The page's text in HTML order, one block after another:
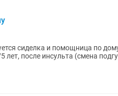
сиделка и помощница по
лет, после инсульта (смена